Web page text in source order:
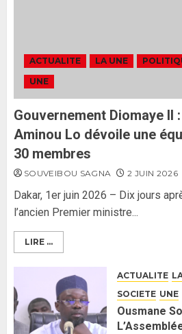
3
ACTUALITE LA UNE
UNE
Gouvernement Diomaye II
Aminou Lo dévoile une
30 membres
SOUVEIBOU SAGNA 2 JUIN 2026
Dakar, 1er juin 2026 – Dix jours
l’ancien Premier ministre...
LIRE ...
ACTUALITE
SOCIETE UNE
Ousmane